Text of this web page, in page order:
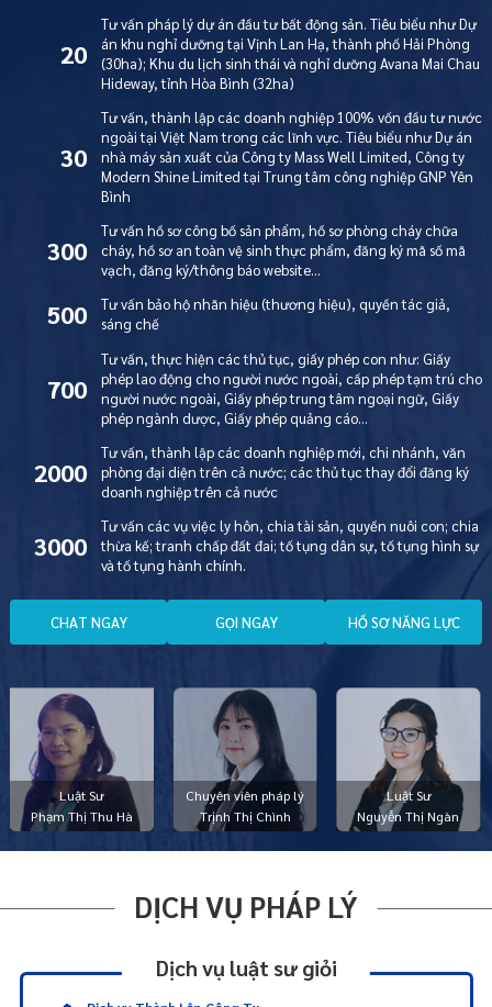
Luật Sư
Phạm Thị Thu Hà
Chuyên viên pháp lý
Trịnh Thị Chình
Luật Sư
Nguyễn Thị Ngàn
20
Tư vấn pháp lý dự án đầu tư bất động sản. Tiêu biểu như Dự
án khu nghỉ dưỡng tại Vịnh Lan Hạ, thành phố Hải Phòng
(30ha); Khu du lịch sinh thái và nghỉ dưỡng Avana Mai Chau
Hideway, tỉnh Hòa Bình (32ha)
30
Tư vấn, thành lập các doanh nghiệp 100% vốn đầu tư nước
ngoài tại Việt Nam trong các lĩnh vực. Tiêu biểu như Dự án
nhà máy sản xuất của Công ty Mass Well Limited, Công ty
Modern Shine Limited tại Trung tâm công nghiệp GNP Yên
Bình
300
Tư vấn hồ sơ công bố sản phẩm, hồ sơ phòng cháy chữa
cháy, hồ sơ an toàn vệ sinh thực phẩm, đăng ký mã số mã
vạch, đăng ký/thông báo website…
500
Tư vấn bảo hộ nhãn hiệu (thương hiệu), quyền tác giả,
sáng chế
700
Tư vấn, thực hiện các thủ tục, giấy phép con như: Giấy
phép lao động cho người nước ngoài, cấp phép tạm trú cho
người nước ngoài, Giấy phép trung tâm ngoại ngữ, Giấy
phép ngành dược, Giấy phép quảng cáo…
2000
Tư vấn, thành lập các doanh nghiệp mới, chi nhánh, văn
phòng đại diện trên cả nước; các thủ tục thay đổi đăng ký
doanh nghiệp trên cả nước
3000
Tư vấn các vụ việc ly hôn, chia tài sản, quyền nuôi con; chia
thừa kế; tranh chấp đất đai; tố tụng dân sự, tố tụng hình sự
và tố tụng hành chính.
CHAT NGAY GỌI NGAY HỒ SƠ NĂNG LỰC
DỊCH VỤ PHÁP LÝ
Dịch vụ luật sư giỏi